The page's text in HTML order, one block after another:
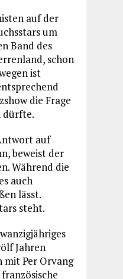
auf der
um
Band des
schon
ist
die Frage
dürfte.
auf
beweist der
Während die
auch
lässt.
steht.
Jahren
mit Per Orvang